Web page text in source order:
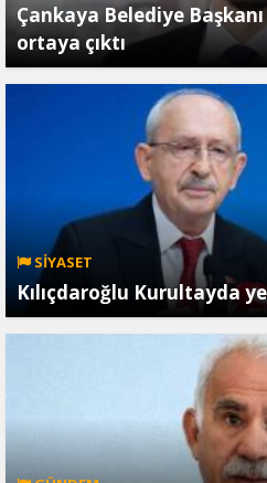
Çankaya Belediye
ortaya çıktı
SİYASET
Kılıçdaroğlu Kurultayda